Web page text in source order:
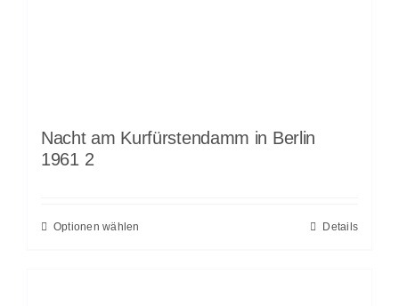
Nacht am Kurfürstendamm in Berlin
1961 2
Optionen wählen Details